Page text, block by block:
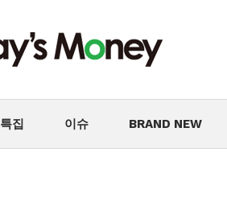
특집 이슈 BRAND NEW